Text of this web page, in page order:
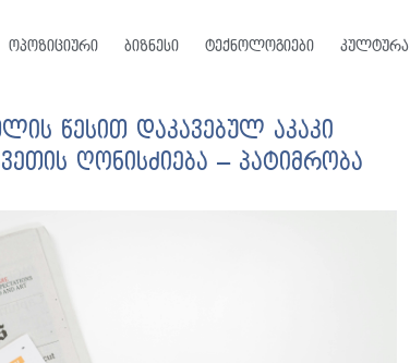
ოპოზიციური ბიზნესი ტექნოლოგიები კულტურა
წესით დაკავებულ აკაკი
ღონისძიება – პატიმრობა